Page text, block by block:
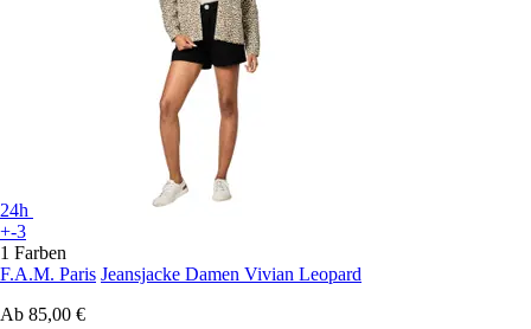
24h
+-3
1 Farben
F.A.M. Paris Jeansjacke Damen Vivian Leopard
Ab 85,00 €